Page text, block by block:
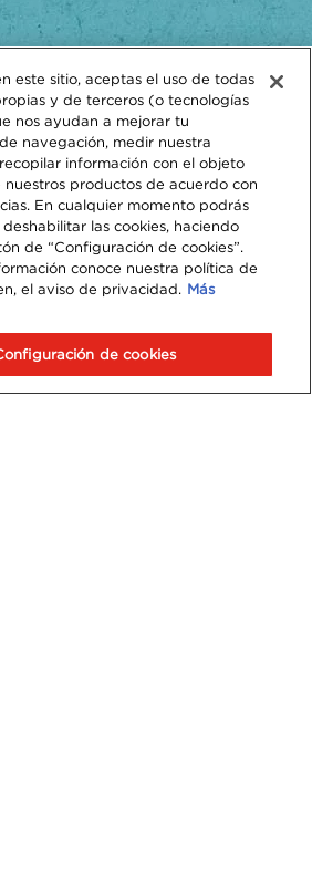
este sitio, aceptas el uso de todas
y de terceros (o tecnologías
nos ayudan a mejorar tu
navegación, medir nuestra
información con el objeto
productos de acuerdo con
En cualquier momento podrás
las cookies, haciendo
de “Configuración de cookies”.
conoce nuestra política de
el aviso de privacidad. Más
de cookies